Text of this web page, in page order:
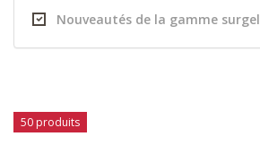
Nouveautés de la gamme
50 produits